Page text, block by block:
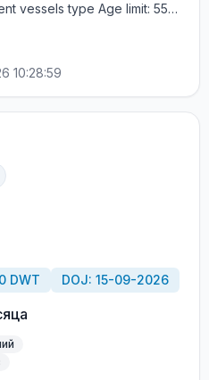
vessels type Age limit: 55
10:28:59
DWT DOJ: 15-09-2026